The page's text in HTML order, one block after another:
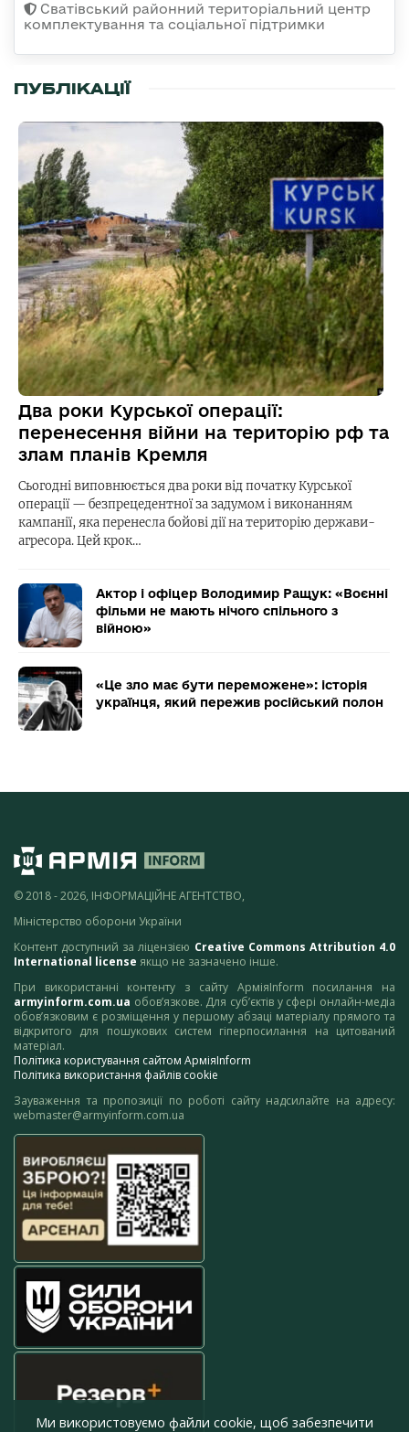
Сватівський районний територіальний центр
комплектування та соціальної підтримки
ПУБЛІКАЦІЇ
Два роки Курської операції:
перенесення війни на територію рф та
злам планів Кремля
Сьогодні виповнюється два роки від початку Курської
операції — безпрецедентної за задумом і виконанням
кампанії, яка перенесла бойові дії на територію держави-
агресора. Цей крок…
Актор і офіцер Володимир Ращук: «Воєнні
фільми не мають нічого спільного з
війною»
«Це зло має бути переможене»: історія
українця, який пережив російський полон
© 2018 - 2026, ІНФОРМАЦІЙНЕ АГЕНТСТВО,
Міністерство оборони України
Контент доступний за ліцензією Creative Commons Attribution 4.0
International license якщо не зазначено інше.
При використанні контенту з сайту АрміяInform посилання на
armyinform.com.ua обов’язкове. Для суб’єктів у сфері онлайн-медіа
обов’язковим є розміщення у першому абзаці матеріалу прямого та
відкритого для пошукових систем гіперпосилання на цитований
матеріал.
Політика користування сайтом АрміяInform
Політика використання файлів cookie
Зауваження та пропозиції по роботі сайту надсилайте на адресу:
webmaster@armyinform.com.ua
Ми використовуємо файли cookie, щоб забезпечити